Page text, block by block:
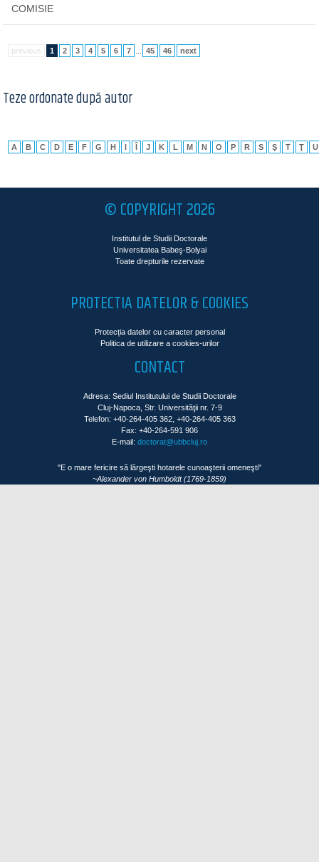
COMISIE
previous 1 2 3 4 5 6 7 45 46 next
Teze ordonate după autor
A B C D E F G H I Î J K L M N O P R S Ş T Ţ U
© COPYRIGHT 2026
Institutul de Studii Doctorale
Universitatea Babeş-Bolyai
Toate drepturile rezervate
PROTECTIA DATELOR & COOKIES
Protecția datelor cu caracter personal
Politica de utilizare a cookies-urilor
CONTACT
Adresa: Sediul Institutului de Studii Doctorale
Cluj-Napoca, Str. Universităţii nr. 7-9
Telefon: +40-264-405 362, +40-264-405 363
Fax: +40-264-591 906
E-mail: doctorat@ubbcluj.ro
"E o mare fericire să lărgeşti hotarele cunoaşterii omeneşti"
~Alexander von Humboldt (1769-1859)